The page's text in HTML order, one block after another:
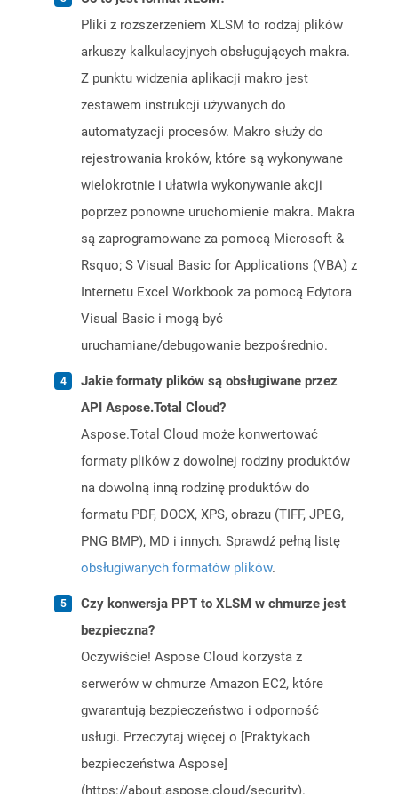
Pliki z rozszerzeniem XLSM to rodzaj plików
arkuszy kalkulacyjnych obsługujących makra.
Z punktu widzenia aplikacji makro jest
zestawem instrukcji używanych do
automatyzacji procesów. Makro służy do
rejestrowania kroków, które są wykonywane
wielokrotnie i ułatwia wykonywanie akcji
poprzez ponowne uruchomienie makra. Makra
są zaprogramowane za pomocą Microsoft &
Rsquo; S Visual Basic for Applications (VBA) z
Internetu Excel Workbook za pomocą Edytora
Visual Basic i mogą być
uruchamiane/debugowanie bezpośrednio.
Jakie formaty plików są obsługiwane przez
API Aspose.Total Cloud?
Aspose.Total Cloud może konwertować
formaty plików z dowolnej rodziny produktów
na dowolną inną rodzinę produktów do
formatu PDF, DOCX, XPS, obrazu (TIFF, JPEG,
PNG BMP), MD i innych. Sprawdź pełną listę
obsługiwanych formatów plików.
Czy konwersja PPT to XLSM w chmurze jest
bezpieczna?
Oczywiście! Aspose Cloud korzysta z
serwerów w chmurze Amazon EC2, które
gwarantują bezpieczeństwo i odporność
usługi. Przeczytaj więcej o [Praktykach
bezpieczeństwa Aspose]
(https://about.aspose.cloud/security).